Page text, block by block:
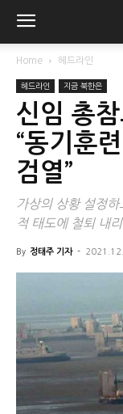
Home 헤드라인
헤드라인 지금 북한은
신임 총
“동기훈
검열”
가상의 상황 설정
적 태도에 철퇴 내
By 정태주 기자 -